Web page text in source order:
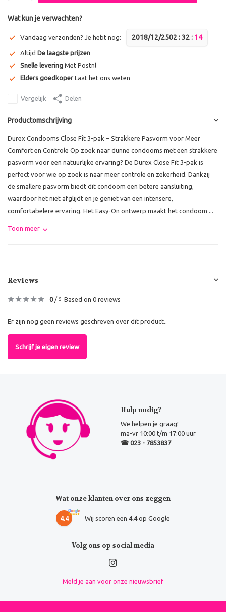
Wat kun je verwachten?
Vandaag verzonden? Je hebt nog: 2018/12/2502:32: 14
Altijd De laagste prijzen
Snelle levering Met Postnl
Elders goedkoper Laat het ons weten
Vergelijk Delen
Productomschrijving
Durex Condooms Close Fit 3-pak – Strakkere Pasvorm voor Meer
Comfort en Controle Op zoek naar dunne condooms met een strakkere
pasvorm voor een natuurlijke ervaring? De Durex Close Fit 3-pak is
perfect voor wie op zoek is naar meer controle en zekerheid. Dankzij
de smallere pasvorm biedt dit condoom een betere aansluiting,
waardoor het niet afglijdt en je geniet van een intensere,
comfortabelere ervaring. Het Easy-On ontwerp maakt het condoom ...
Toon meer
Reviews
0/ 5 Based on 0 reviews
Er zijn nog geen reviews geschreven over dit product..
Schrijf je eigen review
Hulp nodig?
We helpen je graag!
ma-vr 10:00 t/m 17:00 uur
☎ 023 - 7853837
Wat onze klanten over ons zeggen
4.4 Wij scoren een 4.4op Google
Volg ons op social media
Meld je aan voor onze nieuwsbrief